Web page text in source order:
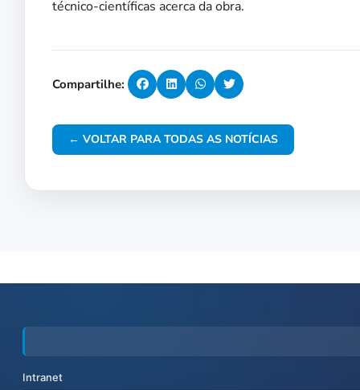
técnico-científicas acerca da obra.
Compartilhe:
← VOLTAR PARA TODAS AS NOTÍCIAS
Intranet